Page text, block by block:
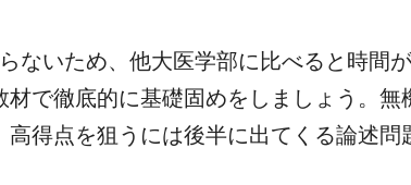
ないため、他大医学部に比べると時間
で徹底的に基礎固めをしましょう。
得点を狙うには後半に出てくる論述